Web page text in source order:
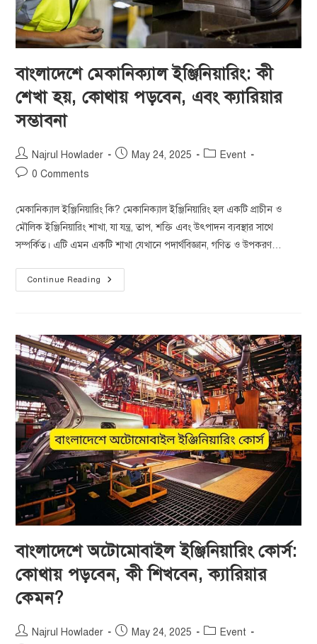
বাংলাদেশে মেকানিক্যাল ইঞ্জিনিয়ারিং: কী
শেখা হয়, কোথায় পড়বেন, এবং ক্যারিয়ার
সম্ভাবনা
Najrul Howlader May 24, 2025
Event
0 Comments
মেকানিক্যাল ইঞ্জিনিয়ারিং কি? মেকানিক্যাল ইঞ্জিনিয়ারিং হল একটি প্রাচীন ও
মৌলিক ইঞ্জিনিয়ারিং শাখা, যা যন্ত্র, তাপ, শক্তি এবং উৎপাদন ব্যবস্থার সাথে
সম্পর্কিত। এটি এমন একটি শাখা যেখানে পদার্থবিজ্ঞান, গণিত ও উপকরণ…
Continue Reading
বাংলাদেশে অটোমোবাইল ইঞ্জিনিয়ারিং কোর্স:
কোথায় পড়বেন, কী শিখবেন, ক্যারিয়ার
কেমন?
Najrul Howlader May 24, 2025
Event